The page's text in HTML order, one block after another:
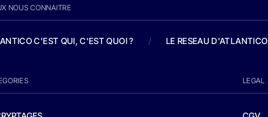
NOUS CONNAITRE
C'EST QUI, C'EST QUOI ? / LE RESEAU D'ATLANTICO
LEGAL